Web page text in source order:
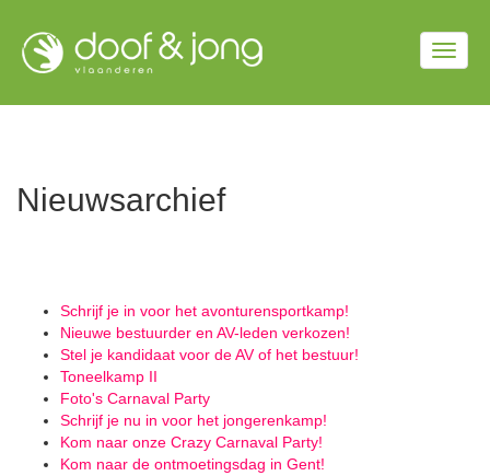
naar
Nieuwsarchief
Schrijf je in voor het avonturensportkamp!
Nieuwe bestuurder en AV-leden verkozen!
Stel je kandidaat voor de AV of het bestuur!
Toneelkamp II
Foto's Carnaval Party
Schrijf je nu in voor het jongerenkamp!
Kom naar onze Crazy Carnaval Party!
Kom naar de ontmoetingsdag in Gent!